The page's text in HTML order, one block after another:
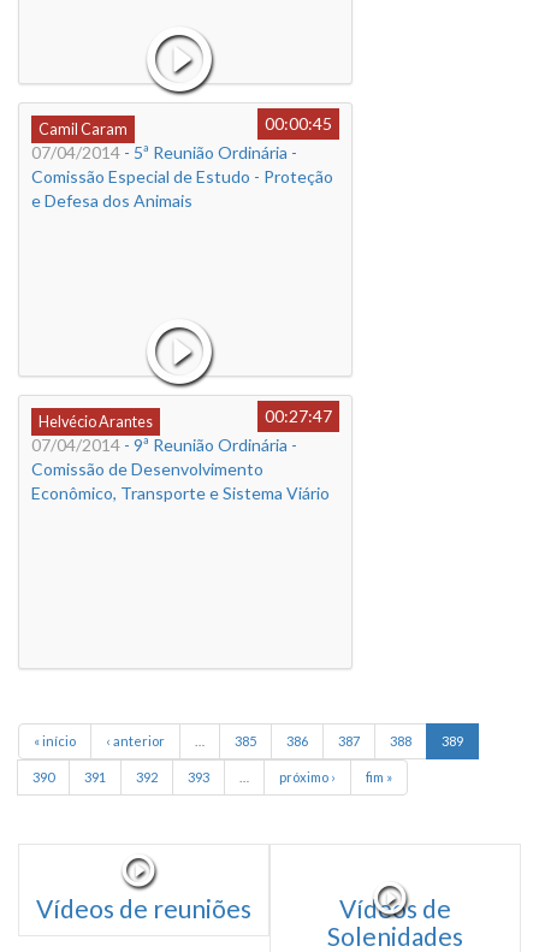
Camil Caram
00:00:45
07/04/2014 - 5ª Reunião Ordinária -
Comissão Especial de Estudo - Proteção
e Defesa dos Animais
Helvécio Arantes
00:27:47
07/04/2014 - 9ª Reunião Ordinária -
Comissão de Desenvolvimento
Econômico, Transporte e Sistema Viário
« início ‹ anterior 385 386 387 388 389
390 391 392 393 próximo › fim »
Vídeos de reuniões
Vídeos de
Solenidades